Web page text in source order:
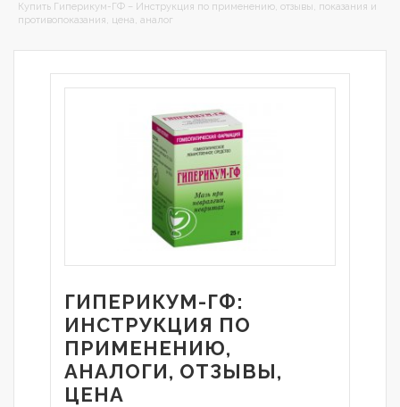
Купить Гиперикум-ГФ – Инструкция по применению, отзывы, показания и
противопоказания, цена, аналог
ГИПЕРИКУМ-ГФ:
ИНСТРУКЦИЯ ПО
ПРИМЕНЕНИЮ,
АНАЛОГИ, ОТЗЫВЫ,
ЦЕНА